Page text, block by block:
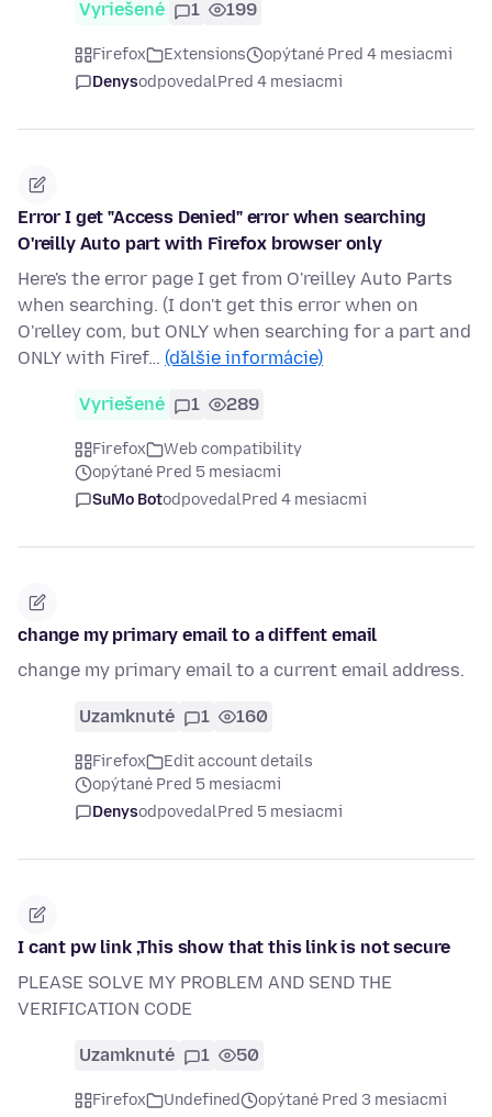
Vyriešené 1 199
Firefox Extensions
opýtané Pred 4 mesiacmi
DenysodpovedalPred 4 mesiacmi
Error I get "Access Denied" error when searching
O'reilly Auto part with Firefox browser only
Here's the error page I get from O'reilley Auto Parts
when searching. (I don't get this error when on
O'relley com, but ONLY when searching for a part and
ONLY with Firef… (ďalšie informácie)
Vyriešené 1 289
Firefox
Web compatibility
opýtané Pred 5 mesiacmi
SuMo BotodpovedalPred 4 mesiacmi
change my primary email to a diffent email
change my primary email to a current email address.
Uzamknuté 1 160
Firefox
Edit account details
opýtané Pred 5 mesiacmi
DenysodpovedalPred 5 mesiacmi
I cant pw link ,This show that this link is not secure
PLEASE SOLVE MY PROBLEM AND SEND THE
VERIFICATION CODE
Uzamknuté 1 50
Firefox Undefined
opýtané Pred 3 mesiacmi